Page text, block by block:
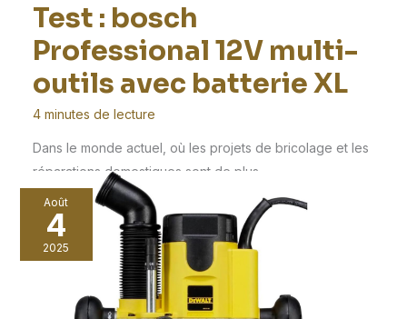
Test : bosch
Professional 12V multi-
outils avec batterie XL
4 minutes de lecture
Dans le monde actuel, où les projets de bricolage et les
réparations domestiques sont de plus
Août
4
2025